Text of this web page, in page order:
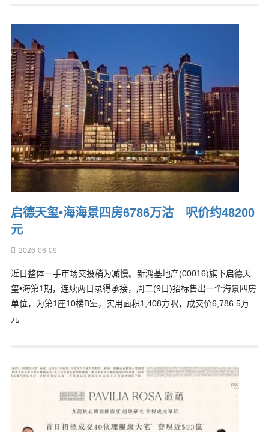
启德天玺•海海景四房6786万沽 呎价约48200
元
2026-06-09
近日整体一手市场交投稍为减慢。新鸿基地产(00016)旗下启德天
玺•海第1期，连续两日录得承接，周二(9日)招标售出一个海景四房
单位，为第1座10楼B室，实用面积1,408方呎，成交价6,786.5万
元…